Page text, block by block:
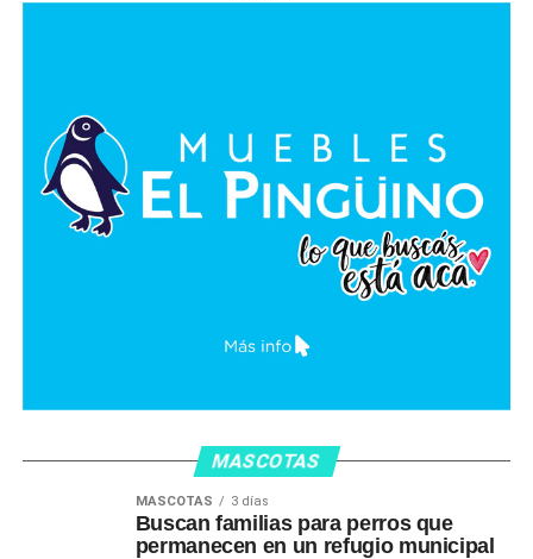
MASCOTAS
MASCOTAS 3 días
Buscan familias para perros que
permanecen en un refugio municipal